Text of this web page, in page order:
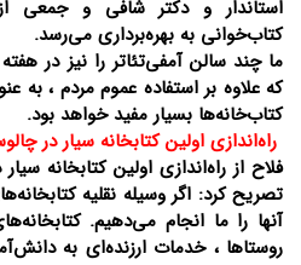
استاندار و دکتر شافی و جمعی
کتاب‌‌خوانی به بهره‌برداری می‌رسد.
ما چند سالن آمفی‌تئاتر را نیز در
که علاوه بر استفاده‌ عموم مردم ، به
کتاب‌خانه‌ها بسیار مفید خواهد بود.
راه‌اندازی اولین کتابخانه سیار در
فلاح از راه‌اندازی اولین کتابخانه
تصریح کرد: اگر وسیله نقلیه
آنها را ما انجام می‌دهیم.
روستاها ، خدمات ارزنده‌ای به